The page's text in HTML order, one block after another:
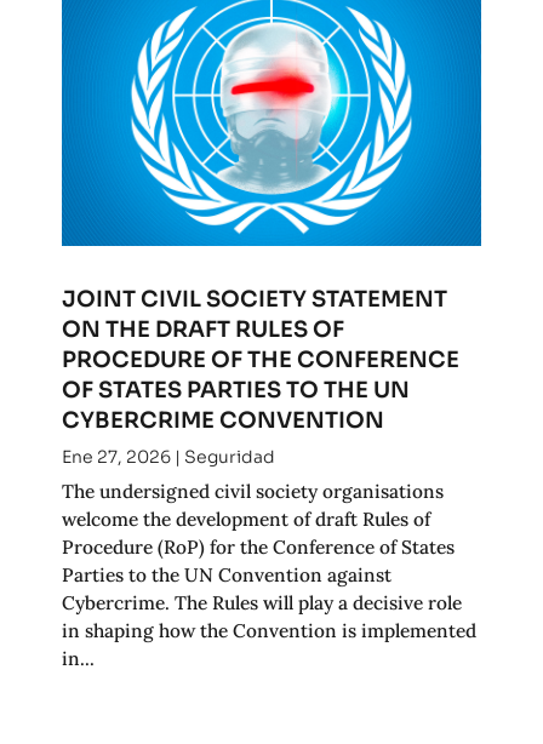
JOINT CIVIL SOCIETY STATEMENT
ON THE DRAFT RULES OF
PROCEDURE OF THE CONFERENCE
OF STATES PARTIES TO THE UN
CYBERCRIME CONVENTION
Ene 27, 2026| Seguridad
The undersigned civil society organisations
welcome the development of draft Rules of
Procedure (RoP) for the Conference of States
Parties to the UN Convention against
Cybercrime. The Rules will play a decisive role
in shaping how the Convention is implemented
in...